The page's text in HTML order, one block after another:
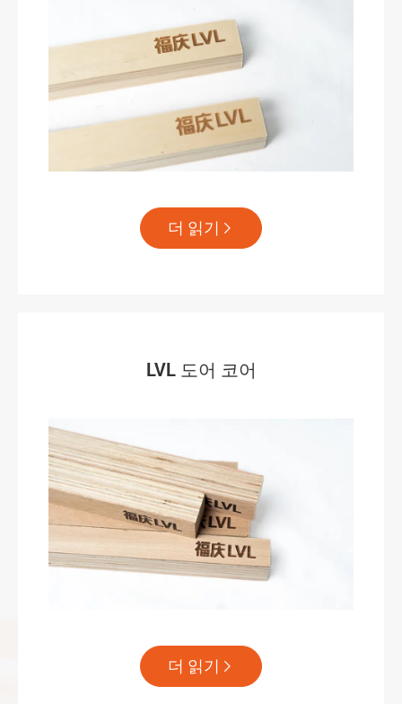
더 읽기 
LVL 도어 코어
더 읽기 